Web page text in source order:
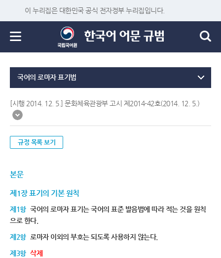
이 누리집은 대한민국 공식 전자정부 누리집입니다.
국어의 로마자 표기법
[시행 2014. 12. 5.] 문화체육관광부 고시 제2014-42호(2014. 12. 5.)
규정 목록 보기
본문
제1장 표기의 기본 원칙
제1항 국어의 로마자 표기는 국어의 표준 발음법에 따라 적는 것을 원칙
으로 한다.
제2항 로마자 이외의 부호는 되도록 사용하지 않는다.
제3항 삭제